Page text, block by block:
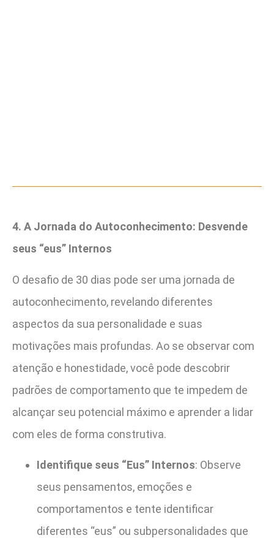
4. A Jornada do Autoconhecimento: Desvende
seus “eus” Internos
O desafio de 30 dias pode ser uma jornada de
autoconhecimento, revelando diferentes
aspectos da sua personalidade e suas
motivações mais profundas. Ao se observar com
atenção e honestidade, você pode descobrir
padrões de comportamento que te impedem de
alcançar seu potencial máximo e aprender a lidar
com eles de forma construtiva.
Identifique seus “Eus” Internos: Observe
seus pensamentos, emoções e
comportamentos e tente identificar
diferentes “eus” ou subpersonalidades que